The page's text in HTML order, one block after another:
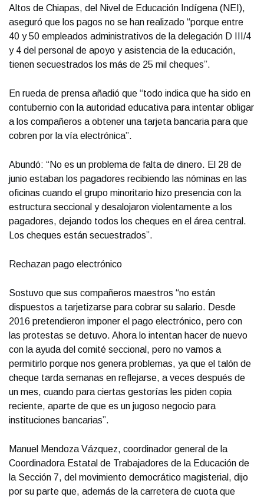
Altos de Chiapas, del Nivel de Educación Indígena (NEI),
aseguró que los pagos no se han realizado “porque entre
40 y 50 empleados administrativos de la delegación D III/4
y 4 del personal de apoyo y asistencia de la educación,
tienen secuestrados los más de 25 mil cheques”.
En rueda de prensa añadió que “todo indica que ha sido en
contubernio con la autoridad educativa para intentar obligar
a los compañeros a obtener una tarjeta bancaria para que
cobren por la vía electrónica”.
Abundó: “No es un problema de falta de dinero. El 28 de
junio estaban los pagadores recibiendo las nóminas en las
oficinas cuando el grupo minoritario hizo presencia con la
estructura seccional y desalojaron violentamente a los
pagadores, dejando todos los cheques en el área central.
Los cheques están secuestrados”.
Rechazan pago electrónico
Sostuvo que sus compañeros maestros “no están
dispuestos a tarjetizarse para cobrar su salario. Desde
2016 pretendieron imponer el pago electrónico, pero con
las protestas se detuvo. Ahora lo intentan hacer de nuevo
con la ayuda del comité seccional, pero no vamos a
permitirlo porque nos genera problemas, ya que el talón de
cheque tarda semanas en reflejarse, a veces después de
un mes, cuando para ciertas gestorías les piden copia
reciente, aparte de que es un jugoso negocio para
instituciones bancarias”.
Manuel Mendoza Vázquez, coordinador general de la
Coordinadora Estatal de Trabajadores de la Educación de
la Sección 7, del movimiento democrático magisterial, dijo
por su parte que, además de la carretera de cuota que